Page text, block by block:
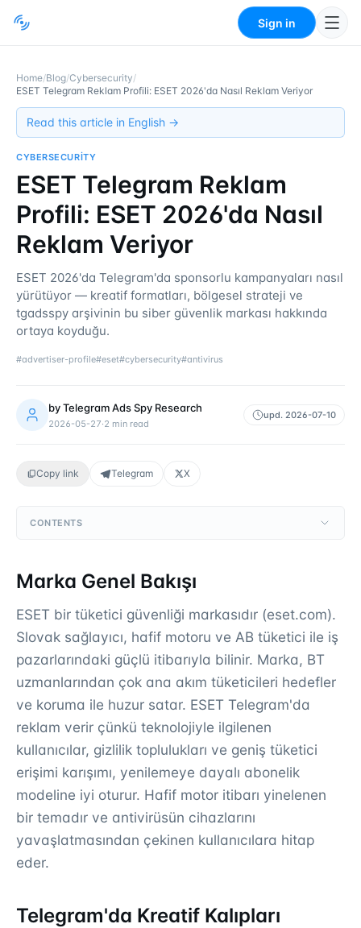
Sign in
Home/Blog/Cybersecurity/
ESET Telegram Reklam Profili: ESET 2026'da Nasıl Reklam Veriyor
Read this article in English →
CYBERSECURITY
ESET Telegram Reklam
Profili: ESET 2026'da Nasıl
Reklam Veriyor
ESET 2026'da Telegram'da sponsorlu kampanyaları nasıl
yürütüyor — kreatif formatları, bölgesel strateji ve
tgadsspy arşivinin bu siber güvenlik markası hakkında
ortaya koyduğu.
#advertiser-profile#eset#cybersecurity#antivirus
byTelegram Ads Spy Research
2026-05-27·2 min read
upd. 2026-07-10
Copy link Telegram X
CONTENTS
Marka Genel Bakışı
ESET bir tüketici güvenliği markasıdır (eset.com).
Slovak sağlayıcı, hafif motoru ve AB tüketici ile iş
pazarlarındaki güçlü itibarıyla bilinir. Marka, BT
uzmanlarından çok ana akım tüketicileri hedefler
ve koruma ile huzur satar. ESET Telegram'da
reklam verir çünkü teknolojiyle ilgilenen
kullanıcılar, gizlilik toplulukları ve geniş tüketici
erişimi karışımı, yenilemeye dayalı abonelik
modeline iyi oturur. Hafif motor itibarı yinelenen
bir temadır ve antivirüsün cihazlarını
yavaşlatmasından çekinen kullanıcılara hitap
eder.
Telegram'da Kreatif Kalıpları